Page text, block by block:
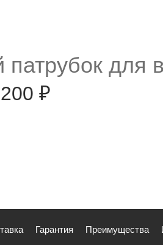
патрубок для
₽
Гарантия Преимущества